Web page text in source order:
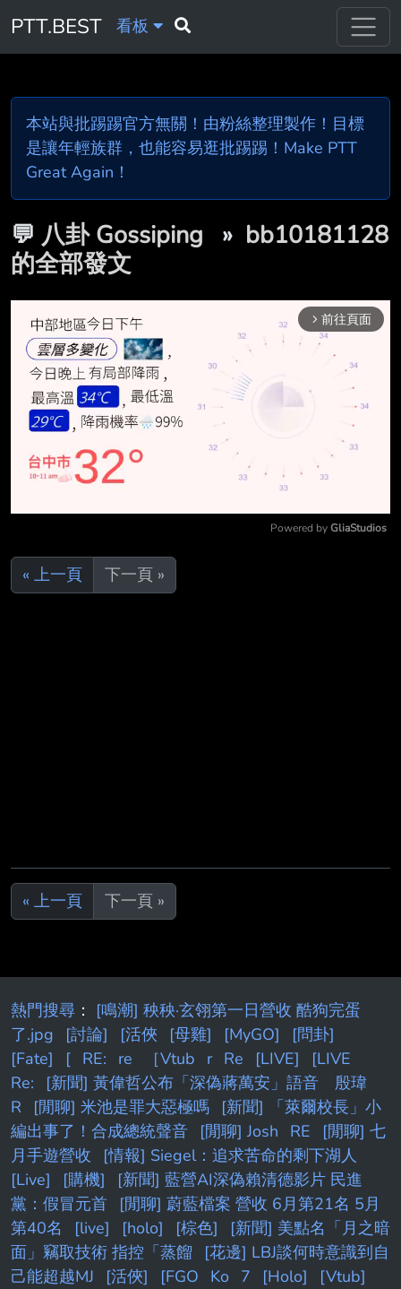
PTT.BEST 看板
本站與批踢踢官方無關！由粉絲整理製作！目標
是讓年輕族群，也能容易逛批踢踢！Make PTT
Great Again！
💬 八卦 Gossiping » bb10181128
的全部發文
arrow_forward_ios 前往頁面
Powered by GliaStudios
« 上一頁 下一頁 »
« 上一頁 下一頁 »
熱門搜尋 ： [鳴潮] 秧秧·玄翎第一日營收 酷狗完蛋
了.jpg
[討論] [活俠 [母雞] [MyGO]
[問卦]
[Fate]
[ RE: re ［Vtub r Re [LIVE]
[LIVE
Re:
[新聞] 黃偉哲公布「深偽蔣萬安」語音 殷瑋
R
[閒聊] 米池是罪大惡極嗎
[新聞] 「萊爾校長」小
編出事了！合成總統聲音
[閒聊] Josh RE
[閒聊] 七
月手遊營收
[情報] Siegel：追求苦命的剩下湖人
[Live]
[購機]
[新聞] 藍營AI深偽賴清德影片 民進
黨：假冒元首
[閒聊] 蔚藍檔案 營收 6月第21名 5月
第40名
[live] [holo] [棕色]
[新聞] 美點名「月之暗
面」竊取技術 指控「蒸餾
[花邊] LBJ談何時意識到自
己能超越MJ
[活俠] [FGO Ko 7 [Holo]
[Vtub]